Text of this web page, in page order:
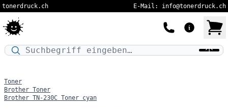
tonerdruck.ch E-Mail: info@tonerdruck.ch
Druckermodell oder Produktnamen eingeben…
Toner
Brother Toner
Brother TN-230C Toner cyan